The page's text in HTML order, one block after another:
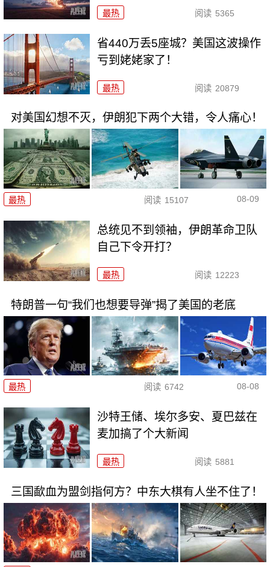
最热 阅读 5365
省440万丢5座城？美国这波操作
亏到姥姥家了！
最热 阅读 20879
对美国幻想不灭，伊朗犯下两个大错，令人痛心！
最热 阅读 15107 08-09
总统见不到领袖，伊朗革命卫队
自己下令开打？
最热 阅读 12223
特朗普一句“我们也想要导弹”揭了美国的老底
最热 阅读 6742 08-08
沙特王储、埃尔多安、夏巴兹在
麦加搞了个大新闻
最热 阅读 5881
三国歃血为盟剑指何方？中东大棋有人坐不住了！